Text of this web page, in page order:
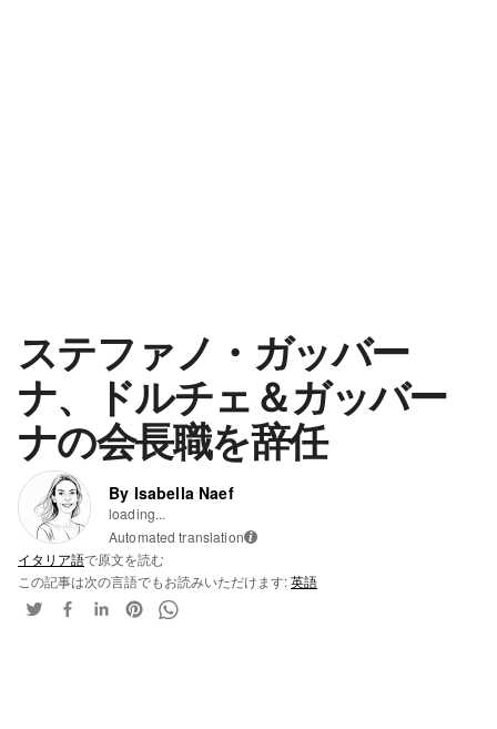
ステファノ・ガッバー
ナ、ドルチェ＆ガッバー
ナの会長職を辞任
By Isabella Naef
loading...
Automated translation i
イタリア語で原文を読む
この記事は次の言語でもお読みいただけます:英語